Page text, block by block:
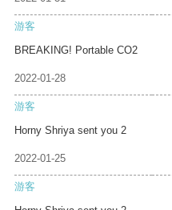
游客
BREAKING! Portable CO2
2022-01-28
游客
Horny Shriya sent you 2
2022-01-25
游客